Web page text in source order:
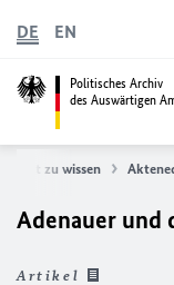
Politisches Archiv
des Auswärtigen
DE EN
Gut zu wissen
Adenauer und
Artikel